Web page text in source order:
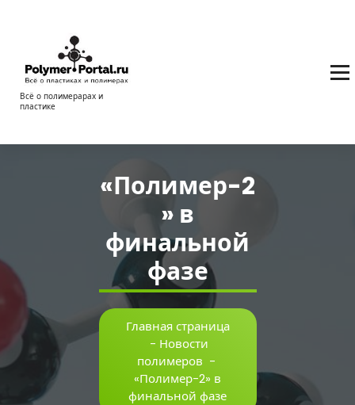
содержимому
Всё о полимерарах и
пластике
«Полимер-2
» в
финальной
фазе
Главная страница
- Новости
полимеров -
«Полимер-2» в
финальной фазе